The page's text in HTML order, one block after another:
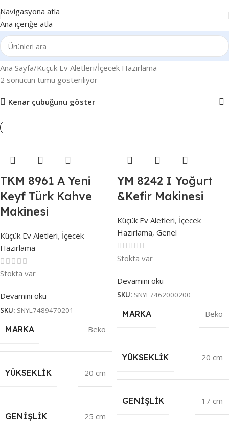
Navigasyona atla
Ana içeriğe atla
Ana Sayfa Küçük Ev Aletleri İçecek Hazırlama
2 sonucun tümü gösteriliyor
Kenar çubuğunu göster
TKM 8961 A Yeni
Keyf Türk Kahve
Makinesi
Küçük Ev Aletleri, İçecek
Hazırlama
Stokta var
Devamını oku
SKU: SNYL7489470201
MARKA Beko
YÜKSEKLIK 20 cm
GENIŞLIK 25 cm
YM 8242 I Yoğurt
&Kefir Makinesi
Küçük Ev Aletleri, İçecek
Hazırlama, Genel
Stokta var
Devamını oku
SKU: SNYL7462000200
MARKA Beko
YÜKSEKLIK 20 cm
GENIŞLIK 17 cm